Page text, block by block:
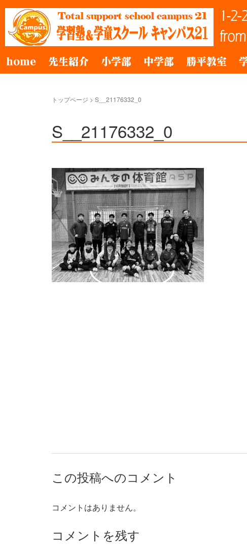
home 先生紹介 小学部 中学部 勝平教室
トップページ > S__21176332_0
S__21176332_0
この投稿へのコメント
コメントはありません。
コメントを残す